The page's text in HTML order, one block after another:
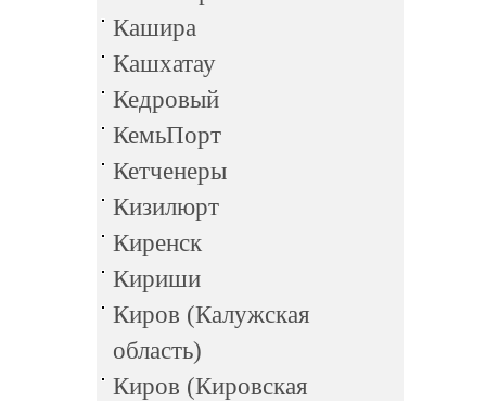
Кашира
Кашхатау
Кедровый
КемьПорт
Кетченеры
Кизилюрт
Киренск
Кириши
Киров (Калужская
область)
Киров (Кировская